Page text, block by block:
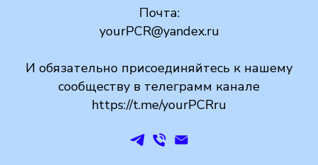
Почта:
yourPCR@yandex.ru
И обязательно присоединяйтесь к нашему
сообществу в телеграмм канале
https://t.me/yourPCRru